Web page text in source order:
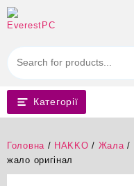
Перейти
до
Категорії
Головна / HAKKO / Жала /
жало оригінал